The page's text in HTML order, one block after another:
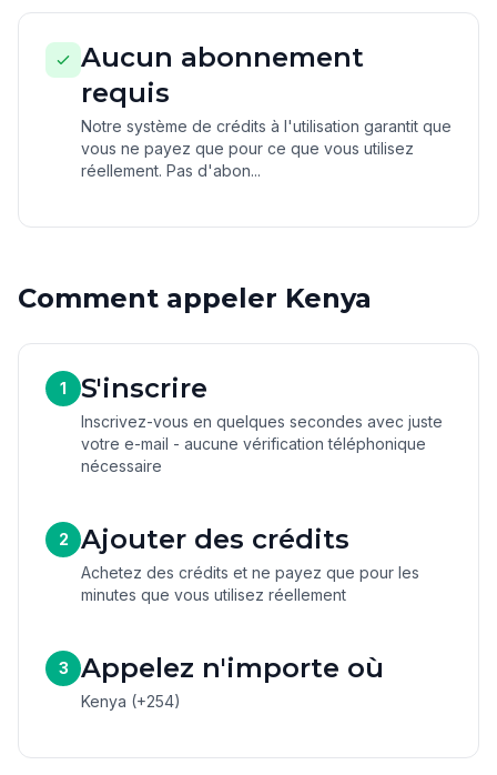
Aucun abonnement
requis
Notre système de crédits à l'utilisation garantit que
vous ne payez que pour ce que vous utilisez
réellement. Pas d'abon...
Comment appeler Kenya
1 S'inscrire
Inscrivez-vous en quelques secondes avec juste
votre e-mail - aucune vérification téléphonique
nécessaire
2 Ajouter des crédits
Achetez des crédits et ne payez que pour les
minutes que vous utilisez réellement
3 Appelez n'importe où
Kenya (+254)